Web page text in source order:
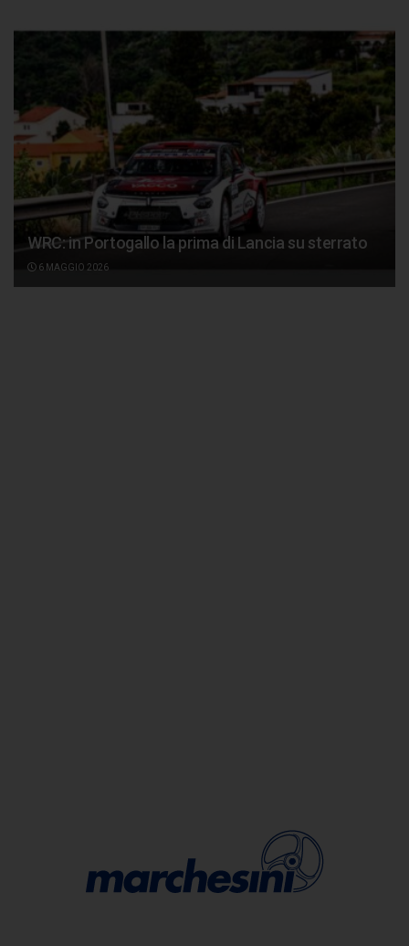
WRC: in Portogallo la prima di Lancia su sterrato
6 MAGGIO 2026